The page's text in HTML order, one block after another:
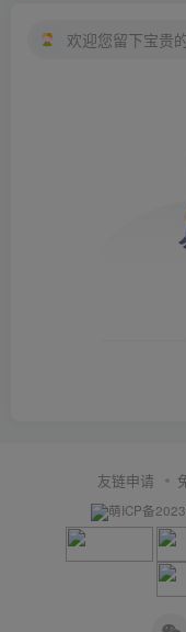
欢迎您留下宝贵的
友链申请
萌ICP备